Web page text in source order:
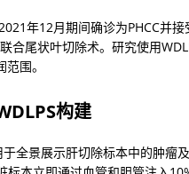
年12月期间确诊为PHCC并
合尾状叶切除术。研究使用
围。
构建
全景展示肝切除标本中的肿瘤